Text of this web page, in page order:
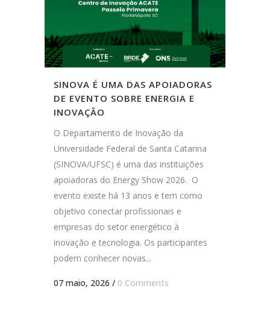
SINOVA É UMA DAS APOIADORAS
DE EVENTO SOBRE ENERGIA E
INOVAÇÃO
O Departamento de Inovação da
Universidade Federal de Santa Catarina
(SINOVA/UFSC) é uma das instituições
apoiadoras do Energy Show 2026. O
evento existe há 13 anos e tem como
objetivo conectar profissionais e
empresas do setor energético à
inovação e tecnologia. Os participantes
podem conhecer novas...
07 maio, 2026 / 0 Comments